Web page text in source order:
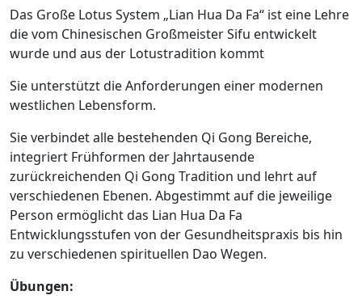
Das Große Lotus System „Lian Hua Da Fa“ ist eine Lehre
die vom Chinesischen Großmeister Sifu entwickelt
wurde und aus der Lotustradition kommt
Sie unterstützt die Anforderungen einer modernen
westlichen Lebensform.
Sie verbindet alle bestehenden Qi Gong Bereiche,
integriert Frühformen der Jahrtausende
zurückreichenden Qi Gong Tradition und lehrt auf
verschiedenen Ebenen. Abgestimmt auf die jeweilige
Person ermöglicht das Lian Hua Da Fa
Entwicklungsstufen von der Gesundheitspraxis bis hin
zu verschiedenen spirituellen Dao Wegen.
Übungen: